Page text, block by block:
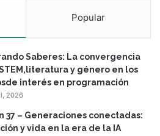
Popular
Saberes: La convergencia
y género en los
interés en programación
2026
37 – Generaciones conectadas:
y vida en la era de la IA